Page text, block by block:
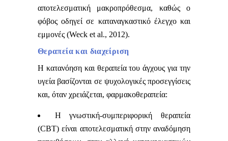
αποτελεσματική μακροπρόθεσμα, καθώς ο
φόβος οδηγεί σε καταναγκαστικό έλεγχο και
εμμονές (Weck et al., 2012).
Θεραπεία και διαχείριση
Η κατανόηση και θεραπεία του άγχους για την
υγεία βασίζονται σε ψυχολογικές προσεγγίσεις
και, όταν χρειάζεται, φαρμακοθεραπεία:
Η γνωστική‑συμπεριφορική θεραπεία
(CBT) είναι αποτελεσματική στην αναδόμηση